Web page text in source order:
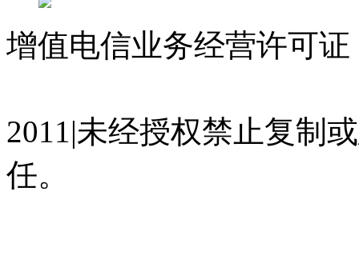
增值电信业务经营许可
2011|未经授权禁止复制
任。